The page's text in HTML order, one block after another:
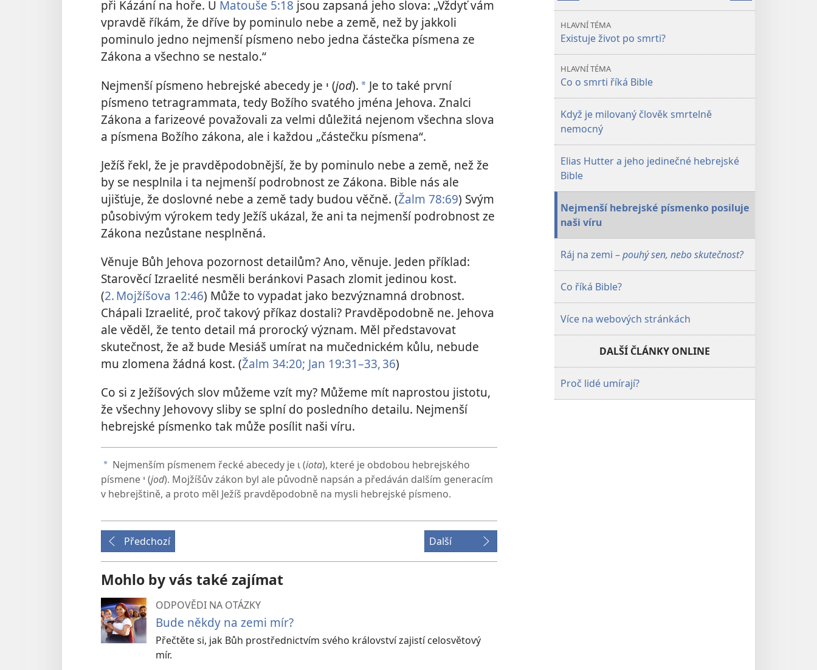
při Kázání na hoře. U Matouše 5:18 jsou zapsaná jeho slova: „Vždyť vám
vpravdě říkám, že dříve by pominulo nebe a země, než by jakkoli
pominulo jedno nejmenší písmeno nebo jedna částečka písmena ze
Zákona a všechno se nestalo.“
Nejmenší písmeno hebrejské abecedy je י (jod). a Je to také první
písmeno tetragrammata, tedy Božího svatého jména Jehova. Znalci
Zákona a farizeové považovali za velmi důležitá nejenom všechna slova
a písmena Božího zákona, ale i každou „částečku písmena“.
Ježíš řekl, že je pravděpodobnější, že by pominulo nebe a země, než že
by se nesplnila i ta nejmenší podrobnost ze Zákona. Bible nás ale
ujišťuje, že doslovné nebe a země tady budou věčně. (Žalm 78:69) Svým
působivým výrokem tedy Ježíš ukázal, že ani ta nejmenší podrobnost ze
Zákona nezůstane nesplněná.
Věnuje Bůh Jehova pozornost detailům? Ano, věnuje. Jeden příklad:
Starověcí Izraelité nesměli beránkovi Pasach zlomit jedinou kost.
(2. Mojžíšova 12:46) Může to vypadat jako bezvýznamná drobnost.
Chápali Izraelité, proč takový příkaz dostali? Pravděpodobně ne. Jehova
ale věděl, že tento detail má prorocký význam. Měl představovat
skutečnost, že až bude Mesiáš umírat na mučednickém kůlu, nebude
mu zlomena žádná kost. (Žalm 34:20; Jan 19:31–33,36)
Co si z Ježíšových slov můžeme vzít my? Můžeme mít naprostou jistotu,
že všechny Jehovovy sliby se splní do posledního detailu. Nejmenší
hebrejské písmenko tak může posílit naši víru.
a Nejmenším písmenem řecké abecedy je ι (iota), které je obdobou hebrejského
písmene י (jod). Mojžíšův zákon byl ale původně napsán a předáván dalším generacím
v hebrejštině, a proto měl Ježíš pravděpodobně na mysli hebrejské písmeno.
Předchozí Další
Mohlo by vás také zajímat
ODPOVĚDI NA OTÁZKY
Bude někdy na zemi mír?
Přečtěte si, jak Bůh prostřednictvím svého království zajistí celosvětový
mír.
smrt. . .smrt. . .
HLAVNÍ TÉMA
Existuje život po smrti?
HLAVNÍ TÉMA
Co o smrti říká Bible
Když je milovaný člověk smrtelně
nemocný
Elias Hutter a jeho jedinečné hebrejské
Bible
Nejmenší hebrejské písmenko posiluje
naši víru
Ráj na zemi –pouhý sen, nebo skutečnost?
Co říká Bible?
Více na webových stránkách
DALŠÍ ČLÁNKY ONLINE
Proč lidé umírají?